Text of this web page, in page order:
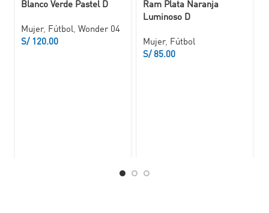
Blanco Verde Pastel D
Mujer, Fútbol, Wonder 04
S/
Ram Plata Naranja
Luminoso D
Mujer, Fútbol
S/